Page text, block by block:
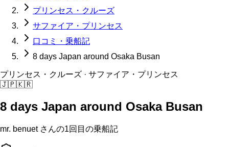
プリンセス・クルーズ
サファイア・プリンセス
口コミ・乗船記
8 days Japan around Osaka Busan
プリンセス・クルーズ · サファイア・プリンセス
🇯🇵🇰🇷
8 days Japan around Osaka Busan
mr. benuetさんの1回目の乗船記